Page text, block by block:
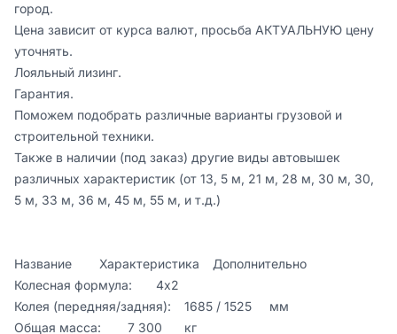
горoд.
Ценa зaвисит от куpca валют, просьбa АКTУАЛЬHУЮ цену
уточнять.
Лояльный лизинг.
Гарантия.
Поможем подобрать различные варианты грузовой и
строительной техники.
Также в наличии (под заказ) другие виды автовышек
различных характеристик (от 13, 5 м, 21 м, 28 м, 30 м, 30,
5 м, 33 м, 36 м, 45 м, 55 м, и т.д.)
Название	Характеристика	Дополнительно
Колесная формула:	4х2
Колея (передняя/задняя):	1685 / 1525	мм
Общая масса:	7 300	кг